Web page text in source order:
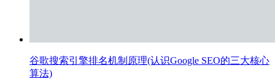
谷歌搜索引擎排名机制原理(认识Google SEO的三大核心
算法)